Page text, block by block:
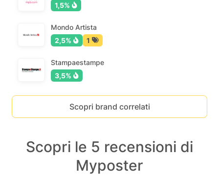
1,5%
Mondo Artista
2,5%
1
Stampaestampe
3,5%
Scopri brand correlati
Scopri le 5 recensioni di
Myposter